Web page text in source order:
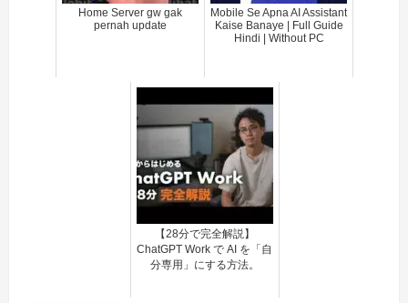
Home Server gw gak
pernah update
Mobile Se Apna AI Assistant
Kaise Banaye | Full Guide
Hindi | Without PC
【28分で完全解説】
ChatGPT Work で AI を「自
分専用」にする方法。